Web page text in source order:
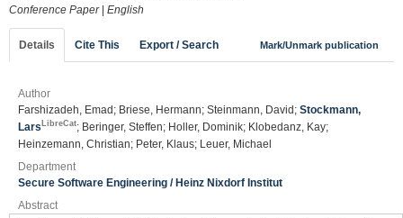
Conference Paper| English
Details Cite This Export / Search Mark/Unmark publication
Author
Farshizadeh, Emad; Briese, Hermann; Steinmann, David; Stockmann,
Lars LibreCat; Beringer, Steffen; Holler, Dominik; Klobedanz, Kay;
Heinzemann, Christian; Peter, Klaus; Leuer, Michael
Department
Secure Software Engineering / Heinz Nixdorf Institut
Abstract